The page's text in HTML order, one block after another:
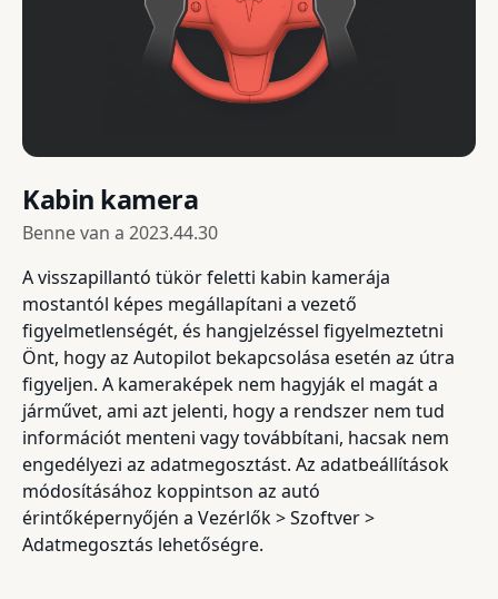
Kabin kamera
Benne van a 2023.44.30
A visszapillantó tükör feletti kabin kamerája
mostantól képes megállapítani a vezető
figyelmetlenségét, és hangjelzéssel figyelmeztetni
Önt, hogy az Autopilot bekapcsolása esetén az útra
figyeljen. A kameraképek nem hagyják el magát a
járművet, ami azt jelenti, hogy a rendszer nem tud
információt menteni vagy továbbítani, hacsak nem
engedélyezi az adatmegosztást. Az adatbeállítások
módosításához koppintson az autó
érintőképernyőjén a Vezérlők > Szoftver >
Adatmegosztás lehetőségre.